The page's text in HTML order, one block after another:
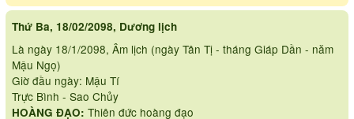
Thứ Ba, 18/02/2098, Dương lịch
Là ngày 18/1/2098, Âm lịch (ngày Tân Tị - tháng Giáp Dần - năm
Mậu Ngọ)
Giờ đầu ngày: Mậu Tí
Trực Bình - Sao Chủy
HOÀNG ĐẠO: Thiên đức hoàng đạo